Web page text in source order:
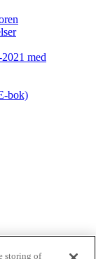
med
bok)
storing of